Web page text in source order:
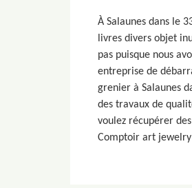
À Salaunes dans le
livres divers objet
pas puisque nous
entreprise de
grenier à Salaunes
des travaux de
voulez récupérer
Comptoir art jewelry